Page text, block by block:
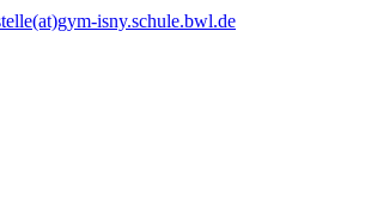
isny.schule.bwl.de